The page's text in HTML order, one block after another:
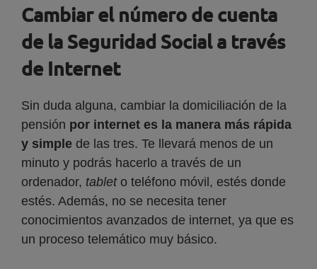
Cambiar el número de cuenta
de la Seguridad Social a través
de Internet
Sin duda alguna, cambiar la domiciliación de la
pensión por internet es la manera más rápida
y simple de las tres. Te llevará menos de un
minuto y podrás hacerlo a través de un
ordenador, tablet o teléfono móvil, estés donde
estés. Además, no se necesita tener
conocimientos avanzados de internet, ya que es
un proceso telemático muy básico.